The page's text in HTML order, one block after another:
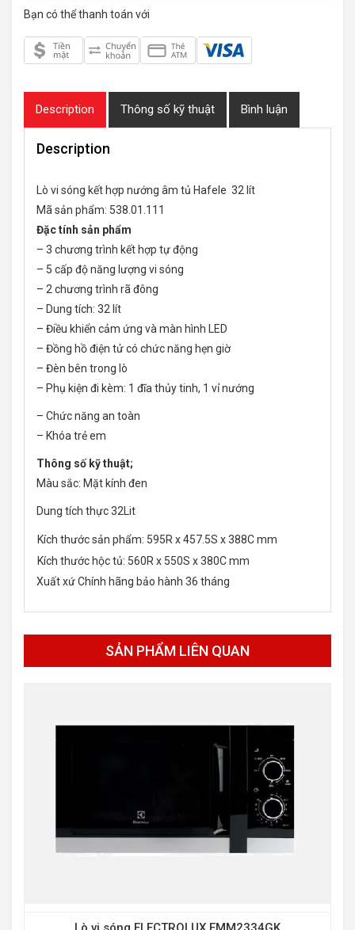
Bạn có thể thanh toán với
Description Thông số kỹ thuật Bình luận
Description
Lò vi sóng kết hợp nướng âm tủ Hafele 32 lít
Mã sản phẩm: 538.01.111
Đặc tính sản phẩm
– 3 chương trình kết hợp tự động
– 5 cấp độ năng lượng vi sóng
– 2 chương trình rã đông
– Dung tích: 32 lít
– Điều khiển cảm ứng và màn hình LED
– Đồng hồ điện tử có chức năng hẹn giờ
– Đèn bên trong lò
– Phụ kiện đi kèm: 1 đĩa thủy tinh, 1 vỉ nướng
– Chức năng an toàn
– Khóa trẻ em
Thông số kỹ thuật;
Màu sắc: Mặt kính đen
Dung tích thực 32Lit
Kích thước sản phẩm: 595R x 457.5S x 388C mm
Kích thước hộc tủ: 560R x 550S x 380C mm
Xuất xứ Chính hãng bảo hành 36 tháng
SẢN PHẨM LIÊN QUAN